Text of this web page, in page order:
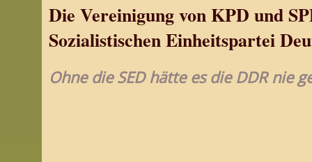
Die Vereinigung von KPD und
Sozialistischen Einheitspartei
Ohne die SED hätte es die DDR nie